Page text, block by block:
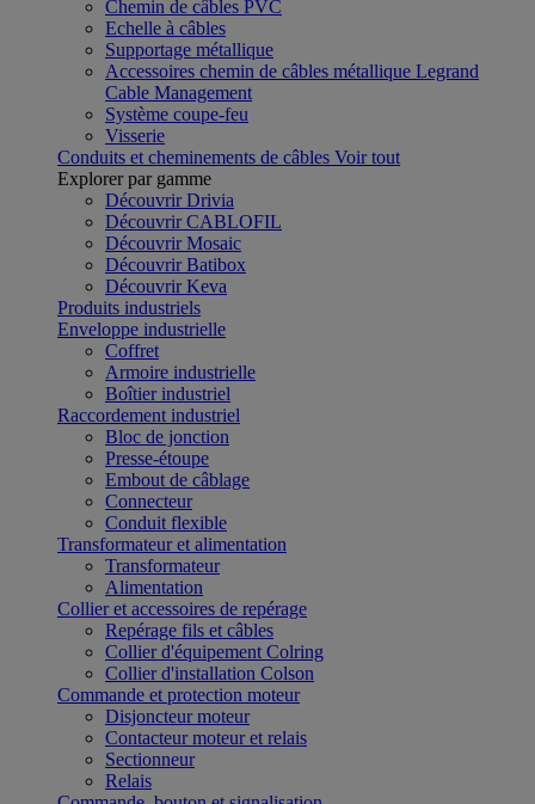
Chemin de câbles PVC
Echelle à câbles
Supportage métallique
Accessoires chemin de câbles métallique Legrand
Cable Management
Système coupe-feu
Visserie
Conduits et cheminements de câbles Voir tout
Explorer par gamme
Découvrir Drivia
Découvrir CABLOFIL
Découvrir Mosaic
Découvrir Batibox
Découvrir Keva
Produits industriels
Enveloppe industrielle
Coffret
Armoire industrielle
Boîtier industriel
Raccordement industriel
Bloc de jonction
Presse-étoupe
Embout de câblage
Connecteur
Conduit flexible
Transformateur et alimentation
Transformateur
Alimentation
Collier et accessoires de repérage
Repérage fils et câbles
Collier d'équipement Colring
Collier d'installation Colson
Commande et protection moteur
Disjoncteur moteur
Contacteur moteur et relais
Sectionneur
Relais